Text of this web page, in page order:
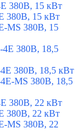
380В, 15 кВт
380В, 15 кВт
MS 380В, 15
380В, 18,5
380В, 18,5 кВт
MS 380В, 18,5
380В, 22 кВт
380В, 22 кВт
MS 380В, 22